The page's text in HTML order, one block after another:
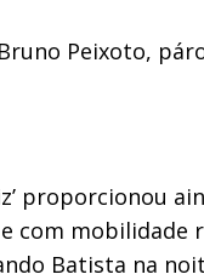
Peixoto,
proporcionou
com
Batista na